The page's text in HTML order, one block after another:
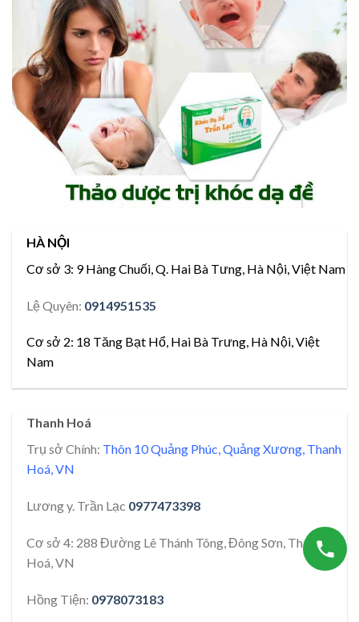
HÀ NỘI
Cơ sở 3: 9 Hàng Chuối, Q. Hai Bà Tưng, Hà Nội, Việt Nam
Lệ Quyên: 0914951535
Cơ sở 2: 18 Tăng Bạt Hổ, Hai Bà Trưng, Hà Nội, Việt
Nam
Thanh Hoá
Trụ sở Chính: Thôn 10 Quảng Phúc, Quảng Xương, Thanh
Hoá, VN
Lương y. Trần Lạc 0977473398
Cơ sở 4: 288 Đường Lê Thánh Tông, Đông Sơn, Thanh
Hoá, VN
Hồng Tiện: 0978073183